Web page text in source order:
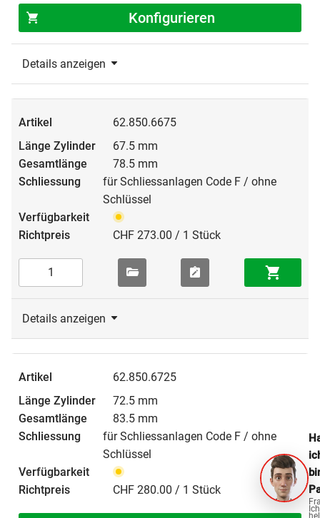
Konfigurieren
Details anzeigen
62.850.6675
67.5 mm
78.5 mm
für Schliessanlagen Code F / ohne
Schlüssel
CHF 273.00 / 1 Stück
Details anzeigen
62.850.6725
72.5 mm
83.5 mm
für Schliessanlagen Code F / ohne
Schlüssel
CHF 280.00 / 1 Stück
Ich